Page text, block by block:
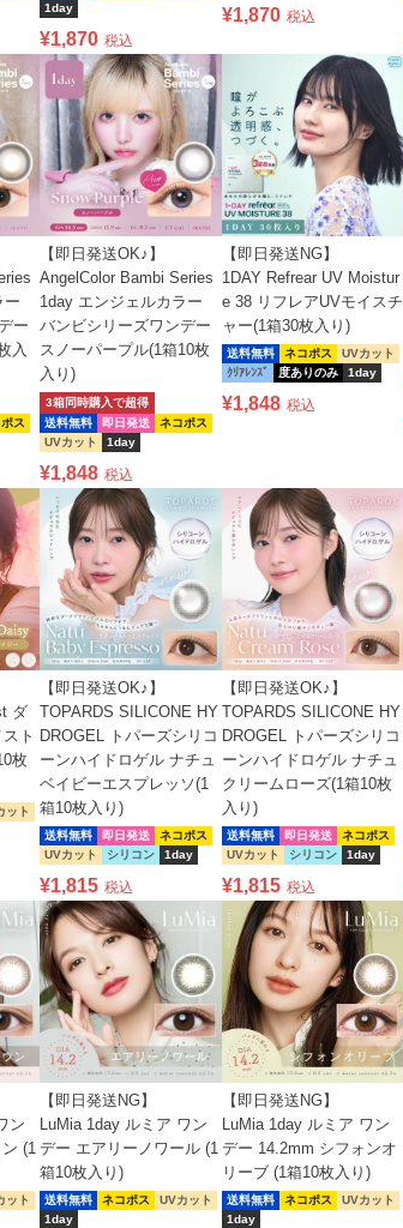
1day
¥1,870 税込
¥1,870 税込
ー
ー
入
ス
【即日発送OK♪】
AngelColor Bambi Series
1day エンジェルカラー
バンビシリーズワンデー
スノーパープル(1箱10枚
入り)
送料無料 即日発送
ネコポス
UVカット
1day
3箱同時購入で超得
¥1,848 税込
【即日発送NG】
1DAY Refrear UV Moistur
e 38 リフレアUVモイスチ
ャー(1箱30枚入り)
送料無料 ネコポス
UVカット
ｸﾘｱﾚﾝｽﾞ
度ありのみ 1day
¥1,848 税込
ダ
ト
枚
ット
【即日発送OK♪】
TOPARDS SILICONE HY
DROGEL トパーズシリコ
ーンハイドロゲル ナチュ
ベイビーエスプレッソ(1
箱10枚入り)
送料無料 即日発送
ネコポス
UVカット
シリコン 1day
¥1,815 税込
【即日発送OK♪】
TOPARDS SILICONE HY
DROGEL トパーズシリコ
ーンハイドロゲル ナチュ
クリームローズ(1箱10枚
入り)
送料無料 即日発送
ネコポス
UVカット
シリコン 1day
¥1,815 税込
ン
(1
ット
【即日発送NG】
LuMia 1day ルミア ワン
デー エアリーノワール (1
箱10枚入り)
送料無料 ネコポス
UVカット
1day
【即日発送NG】
LuMia 1day ルミア ワン
デー 14.2mm シフォンオ
リーブ (1箱10枚入り)
送料無料 ネコポス
UVカット
1day